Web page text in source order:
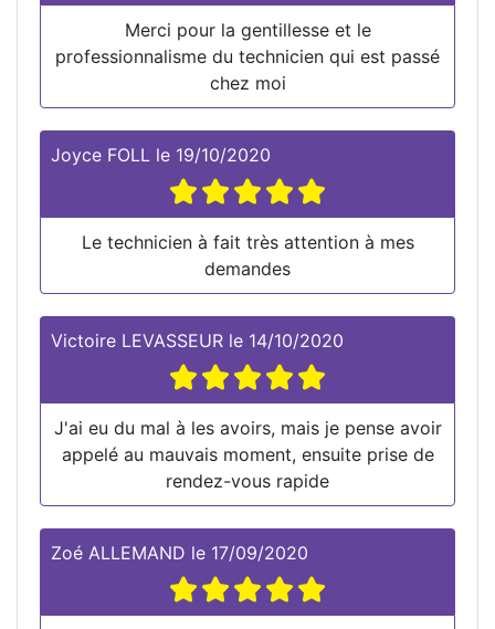
Merci pour la gentillesse et le
professionnalisme du technicien qui est passé
chez moi
Joyce FOLL le 19/10/2020
Le technicien à fait très attention à mes
demandes
Victoire LEVASSEUR le 14/10/2020
J'ai eu du mal à les avoirs, mais je pense avoir
appelé au mauvais moment, ensuite prise de
rendez-vous rapide
Zoé ALLEMAND le 17/09/2020